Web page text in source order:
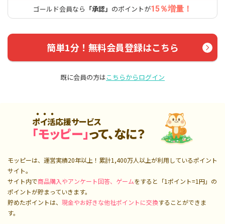
ゴールド会員なら 「承認」 のポイントが15％増量！
簡単1分！無料会員登録はこちら
既に会員の方はこちらからログイン
ポイ活応援サービス
「モッピー」って、なに？
モッピーは、運営実績20年以上！累計1,400万人以上が利用しているポイント
サイト。
サイト内で商品購入やアンケート回答、ゲームをすると「1ポイント=1円」の
ポイントが貯まっていきます。
貯めたポイントは、 現金やお好きな他社ポイントに交換することができま
す。